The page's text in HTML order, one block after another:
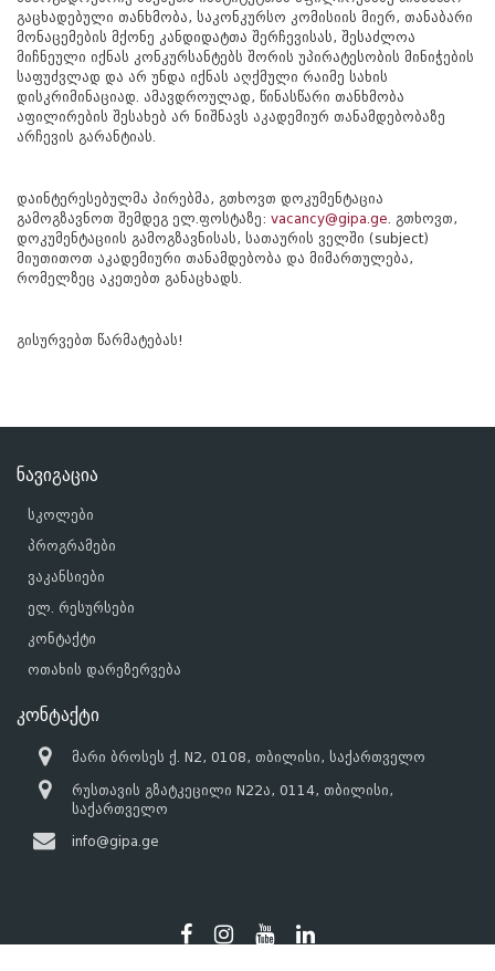
გაცხადებული თანხმობა, საკონკურსო კომისიის მიერ, თანაბარი
მონაცემების მქონე კანდიდატთა შერჩევისას, შესაძლოა
მიჩნეული იქნას კონკურსანტებს შორის უპირატესობის მინიჭების
საფუძვლად და არ უნდა იქნას აღქმული რაიმე სახის
დისკრიმინაციად. ამავდროულად, წინასწარი თანხმობა
აფილირების შესახებ არ ნიშნავს აკადემიურ თანამდებობაზე
არჩევის გარანტიას.
დაინტერესებულმა პირებმა, გთხოვთ დოკუმენტაცია
გამოგზავნოთ შემდეგ ელ.ფოსტაზე: vacancy@gipa.ge . გთხოვთ,
დოკუმენტაციის გამოგზავნისას, სათაურის ველში (subject)
მიუთითოთ აკადემიური თანამდებობა და მიმართულება,
რომელზეც აკეთებთ განაცხადს.
გისურვებთ წარმატებას!
ნავიგაცია
სკოლები
პროგრამები
ვაკანსიები
ელ. რესურსები
კონტაქტი
ოთახის დარეზერვება
კონტაქტი
მარი ბროსეს ქ. N2, 0108, თბილისი, საქართველო
რუსთავის გზატკეცილი N22ა, 0114, თბილისი,
საქართველო
info@gipa.ge